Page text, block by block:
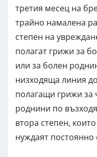
третия месец на
трайно намалена
степен на
полагат грижи за
или за болен
низходяща линия
полагащи грижи за
роднини по
втора степен,
нуждаят